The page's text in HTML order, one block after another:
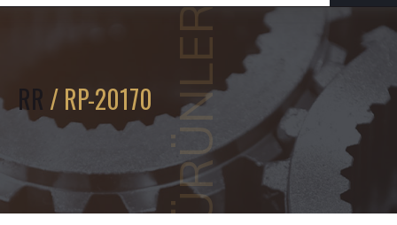
ÜRÜNLER
RR / RP-20170